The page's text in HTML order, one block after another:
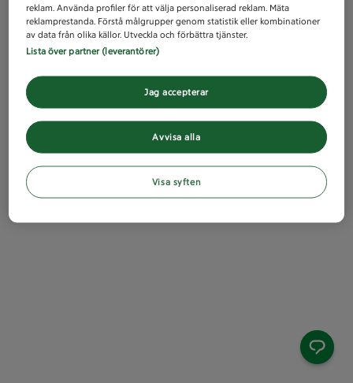
reklam. Använda profiler för att välja personaliserad reklam. Mäta
reklamprestanda. Förstå målgrupper genom statistik eller kombinationer
av data från olika källor. Utveckla och förbättra tjänster.
Lista över partner (leverantörer)
Avvisa alla
Jag accepterar
Visa syften